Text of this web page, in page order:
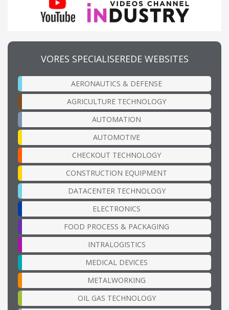
VORES SPECIALISEREDE WEBSITES
AERONAUTICS & DEFENSE
AGRICULTURE TECHNOLOGY
AUTOMATION
AUTOMOTIVE
CHECKOUT TECHNOLOGY
CONSTRUCTION EQUIPMENT
DATACENTER TECHNOLOGY
ELECTRONICS
FOOD PROCESS & PACKAGING
INTRALOGISTICS
MEDICAL DEVICES
METALWORKING
OIL GAS TECHNOLOGY